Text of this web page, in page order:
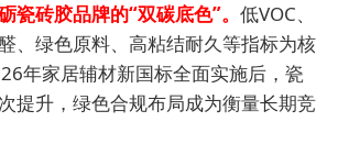
瓷砖胶品牌的“双碳底色”。 低VOC、
、绿色原料、高粘结耐久等指标为核
年家居辅材新国标全面实施后，瓷
提升，绿色合规布局成为衡量长期竞